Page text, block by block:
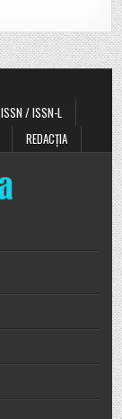
ISSN / ISSN-L
REDACȚIA